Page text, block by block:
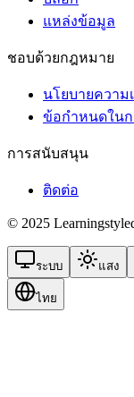
แหล่งข้อมูล
ชอบด้วยกฎหมาย
นโยบายความ
ข้อกําหนดในก
การสนับสนุน
ติดต่อ
© 2025
ระบบ แสง
ไทย